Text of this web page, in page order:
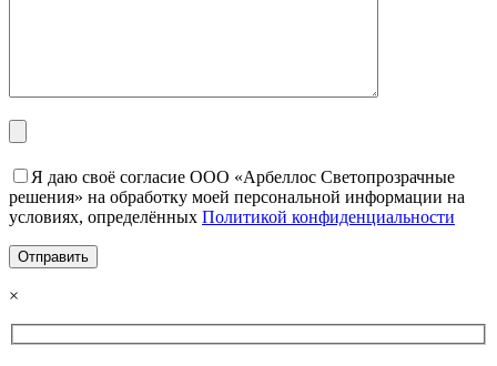
Я даю своё согласие ООО «Арбеллос Светопрозрачные
решения» на обработку моей персональной информации на
условиях, определённых Политикой конфиденциальности
×